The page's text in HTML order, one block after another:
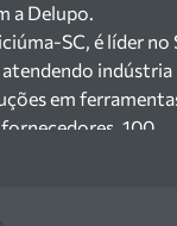
a Delupo.
SC, é líder no
atendendo indústria
em
100